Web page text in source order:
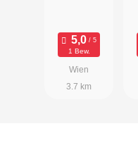
1 Bew.
Wien
3.7 km